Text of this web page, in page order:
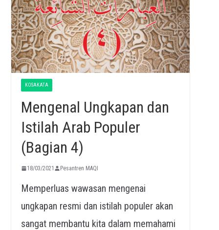
KOSAKATA
Mengenal Ungkapan dan
Istilah Arab Populer
(Bagian 4)
18/03/2021 Pesantren MAQI
Memperluas wawasan mengenai
ungkapan resmi dan istilah populer akan
sangat membantu kita dalam memahami